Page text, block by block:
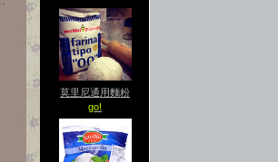
莫里尼通用麵粉
go!